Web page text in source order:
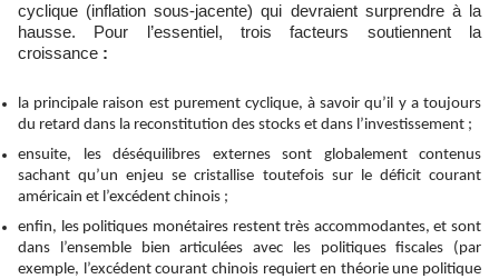
cyclique (inflation sous-jacente) qui devraient surprendre à la
hausse. Pour l’essentiel, trois facteurs soutiennent la
croissance :
la principale raison est purement cyclique, à savoir qu’il y a toujours
du retard dans la reconstitution des stocks et dans l’investissement ;
ensuite, les déséquilibres externes sont globalement contenus
sachant qu’un enjeu se cristallise toutefois sur le déficit courant
américain et l’excédent chinois ;
enfin, les politiques monétaires restent très accommodantes, et sont
dans l’ensemble bien articulées avec les politiques fiscales (par
exemple, l’excédent courant chinois requiert en théorie une politique